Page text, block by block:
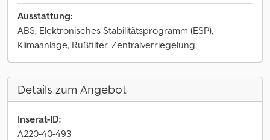
Ausstattung:
ABS, Elektronisches Stabilitätsprogramm (ESP),
Klimaanlage, Rußfilter, Zentralverriegelung
Details zum Angebot
Inserat-ID:
A220-40-493